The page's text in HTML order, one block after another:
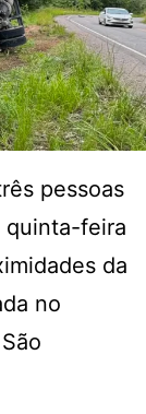
pessoas
quinta-feira
da
no